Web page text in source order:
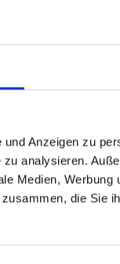
Anzeigen zu
analysieren.
Medien,
die Sie